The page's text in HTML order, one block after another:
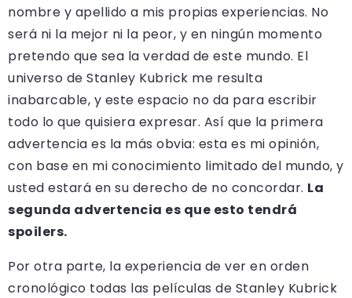
nombre y apellido a mis propias experiencias. No
será ni la mejor ni la peor, y en ningún momento
pretendo que sea la verdad de este mundo. El
universo de Stanley Kubrick me resulta
inabarcable, y este espacio no da para escribir
todo lo que quisiera expresar. Así que la primera
advertencia es la más obvia: esta es mi opinión,
con base en mi conocimiento limitado del mundo, y
usted estará en su derecho de no concordar. La
segunda advertencia es que esto tendrá
spoilers.
Por otra parte, la experiencia de ver en orden
cronológico todas las películas de Stanley Kubrick